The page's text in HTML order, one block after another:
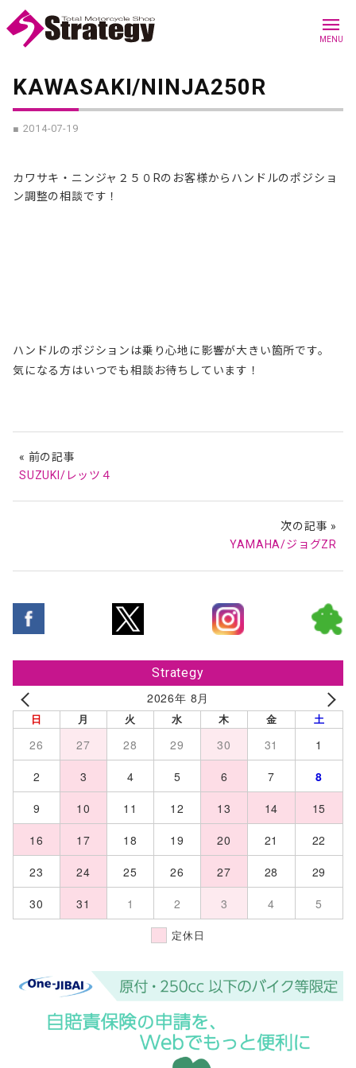
menu
MENU
Strategy
2026年 8月
日 月 火 水 木 金 土
26 27 28 29 30 31
1
2
3 4 5 6 7
8
9
10 11 12 13 14
15
16
17 18 19 20 21
22
23
24 25 26 27 28
29
30
31 1 2 3 4 5
定休日
KAWASAKI/NINJA250R
■ 2014-07-19
カワサキ・ニンジャ２５０Rのお客様からハンドルのポジショ
ン調整の相談です！
ハンドルのポジションは乗り心地に影響が大きい箇所です。
気になる方はいつでも相談お待ちしています！
« 前の記事
SUZUKI/レッツ４
次の記事 »
YAMAHA/ジョグZR